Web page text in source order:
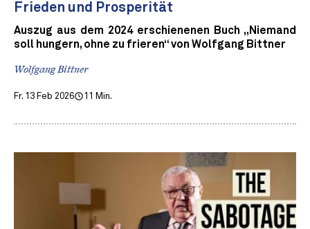
Frieden und Prosperität
Auszug aus dem 2024 erschienenen Buch „Niemand
soll hungern, ohne zu frieren“ von Wolfgang Bittner
Wolfgang Bittner
Fr. 13 Feb 2026 11 Min.